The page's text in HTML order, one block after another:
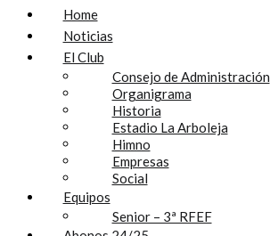
Home
Noticias
El Club
Consejo de Administración
Organigrama
Historia
Estadio La Arboleja
Himno
Empresas
Social
Equipos
Senior – 3ª RFEF